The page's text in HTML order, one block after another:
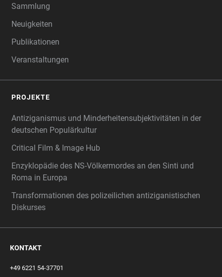
Sammlung
Neuigkeiten
Publikationen
Veranstaltungen
PROJEKTE
Antiziganismus und Minderheitensubjektivitäten in der
deutschen Populärkultur
Critical Film & Image Hub
Enzyklopädie des NS-Völkermordes an den Sinti und
Roma in Europa
Transformationen des polizeilichen antiziganistischen
Diskurses
KONTAKT
+49 6221 54-37701